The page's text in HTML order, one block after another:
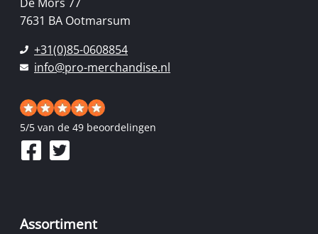
7631 BA Ootmarsum
+31(0)85-0608854
info@pro-merchandise.nl
5/5 van de 49 beoordelingen
Assortiment